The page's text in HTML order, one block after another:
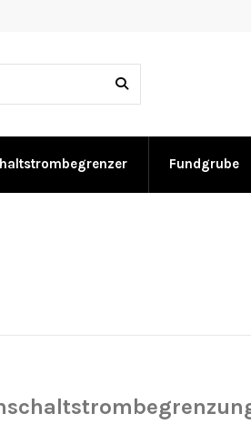
Fundgrube